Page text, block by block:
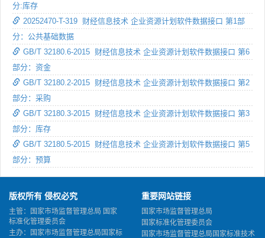
分:库存
20252470-T-319 财经信息技术 企业资源计划软件数据接口 第1部
分：公共基础数据
GB/T 32180.6-2015 财经信息技术 企业资源计划软件数据接口 第6
部分：资金
GB/T 32180.2-2015 财经信息技术 企业资源计划软件数据接口 第2
部分：采购
GB/T 32180.3-2015 财经信息技术 企业资源计划软件数据接口 第3
部分：库存
GB/T 32180.5-2015 财经信息技术 企业资源计划软件数据接口 第5
部分：预算
版权所有 侵权必究
主管：国家市场监督管理总局 国家
标准化管理委员会
主办：国家市场监督管理总局国家标
重要网站链接
国家市场监督管理总局
国家标准化管理委员会
国家市场监督管理总局国家标准技术